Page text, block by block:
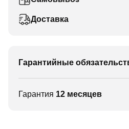
Доставка
Гарантийные
Гарантия 12 месяцев